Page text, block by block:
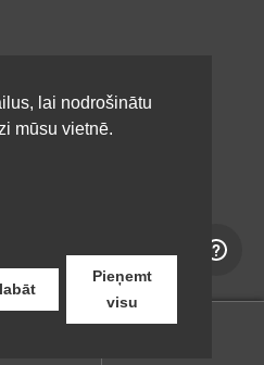
lai nodrošinātu
mūsu vietnē.
Pieņemt
visu